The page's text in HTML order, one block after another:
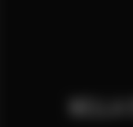
NELLA